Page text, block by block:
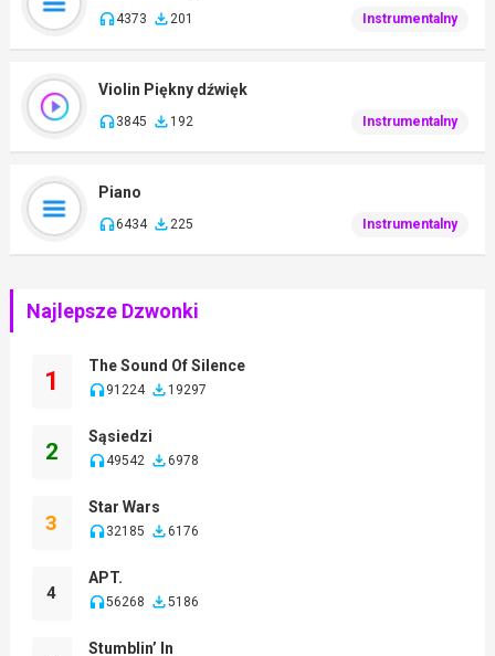
4373 201 Instrumentalny
Violin Piękny dźwięk
3845 192 Instrumentalny
Piano
6434 225 Instrumentalny
Najlepsze Dzwonki
1
The Sound Of Silence
91224 19297
2
Sąsiedzi
49542 6978
3
Star Wars
32185 6176
4
APT.
56268 5186
Stumblin’ In